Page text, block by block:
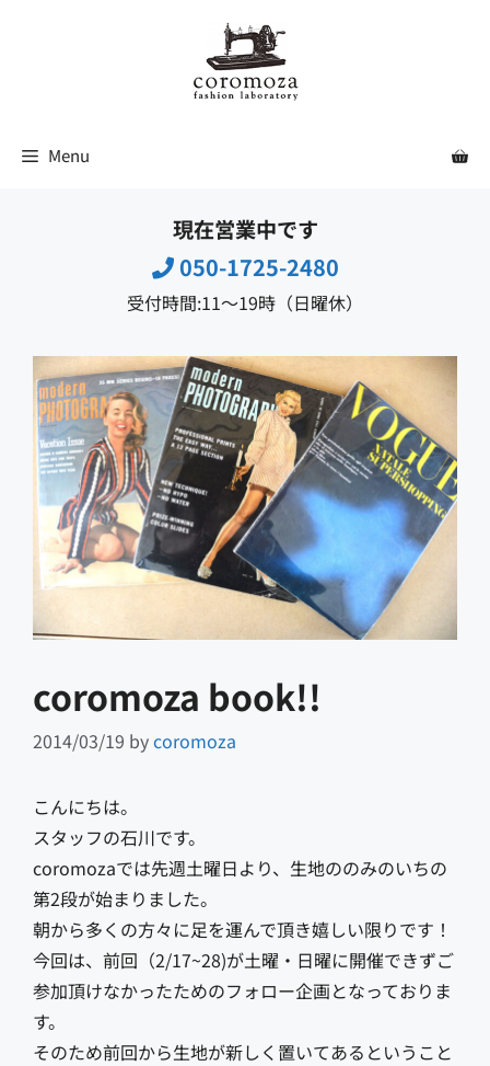
Menu
現在営業中です
050-1725-2480
受付時間:11〜19時（日曜休）
coromoza book!!
2014/03/19 bycoromoza
こんにちは。
スタッフの石川です。
coromozaでは先週土曜日より、生地ののみのいちの
第2段が始まりました。
朝から多くの方々に足を運んで頂き嬉しい限りです！
今回は、前回（2/17~28)が土曜・日曜に開催できずご
参加頂けなかったためのフォロー企画となっておりま
す。
そのため前回から生地が新しく置いてあるということ